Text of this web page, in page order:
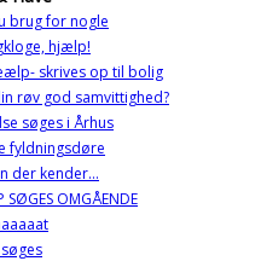
brug for nogle
hjælp!
skrives op til bolig
røv god samvittighed?
søges i Århus
fyldningsdøre
der kender...
SØGES OMGÅENDE